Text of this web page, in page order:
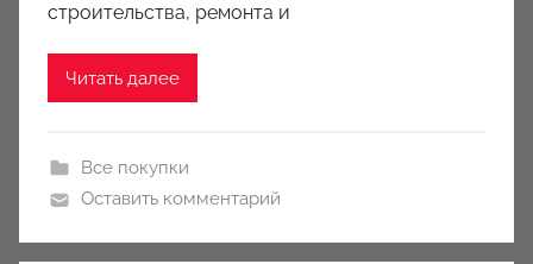
строительства, ремонта и
Читать далее
Все покупки
Оставить комментарий